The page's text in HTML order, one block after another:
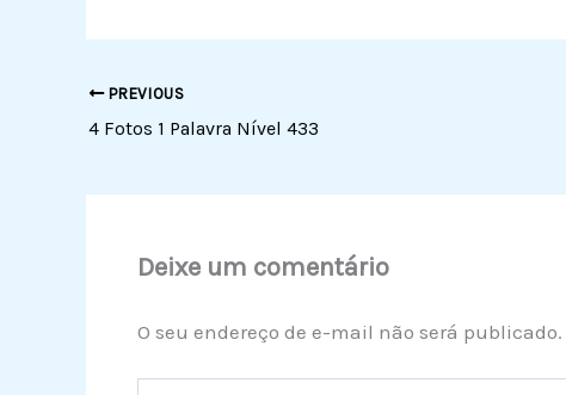
PREVIOUS
4 Fotos 1 Palavra Nível 433
Deixe um comentário
O seu endereço de e-mail não será publicado.